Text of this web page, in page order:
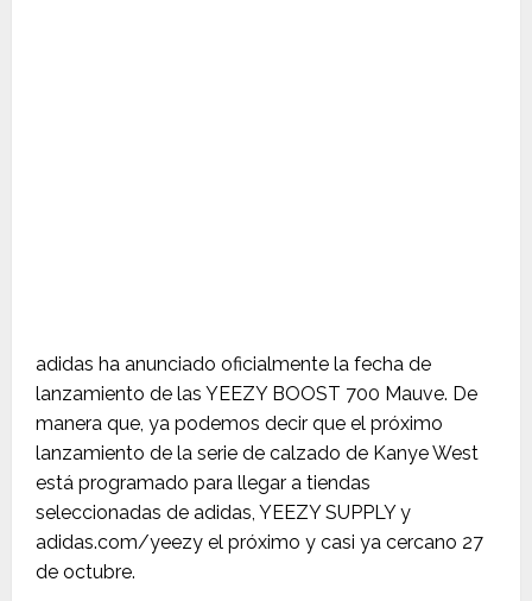
adidas ha anunciado oficialmente la fecha de
lanzamiento de las YEEZY BOOST 700 Mauve. De
manera que, ya podemos decir que el próximo
lanzamiento de la serie de calzado de Kanye West
está programado para llegar a tiendas
seleccionadas de adidas, YEEZY SUPPLY y
adidas.com/yeezy el próximo y casi ya cercano 27
de octubre.